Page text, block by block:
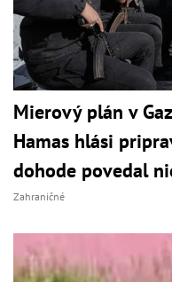
Mierový plán v
Hamas hlási
dohode povedal
Zahraničné